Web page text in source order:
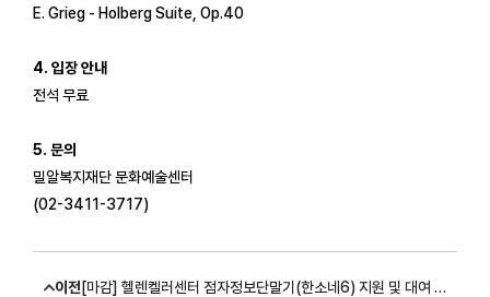
E. Grieg - Holberg Suite, Op.40
4. 입장 안내
전석 무료
5. 문의
밀알복지재단 문화예술센터
(02-3411-3717)
이전 [마감] 헬렌켈러센터 점자정보단말기(한소네6) 지원 및 대여 참여자 모집(~11.07)